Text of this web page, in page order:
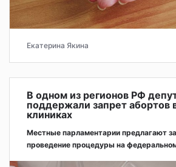
Екатерина Якина
В одном из регионов РФ
поддержали запрет абортов
клиниках
Местные парламентарии предлагают
проведение процедуры на